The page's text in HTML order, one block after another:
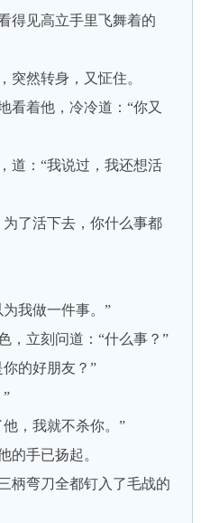
见高立手里飞舞着的
然转身，又怔住。
着他，冷冷道：“你又
：“我说过，我还想活
了活下去，你什么事都
我做一件事。”
立刻问道：“什么事？”
的好朋友？”
，我就不杀你。”
手已扬起。
弯刀全都钉入了毛战的